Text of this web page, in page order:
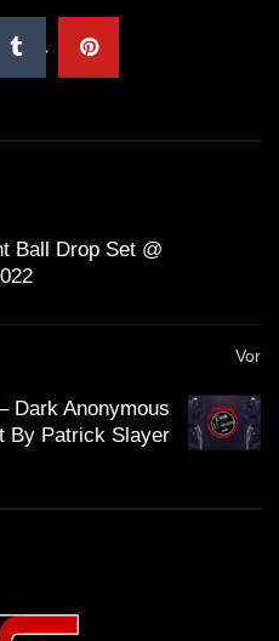
Ball Drop Set @
Vor
Dark Anonymous
By Patrick Slayer